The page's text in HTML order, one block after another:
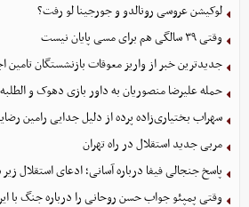
لوکیشن عروسی رونالدو و جورجینا لو رفت؟
وقتی ۳۹ سالگی هم برای مسی پایان نیست
جدیدترین خبر از واریز معوقات بازنشستگان تامین
حمله علیرضا منصوریان به داور بازی دهوک و الطلبه
سهراب بختیاری‌زاده پرده از دلیل جدایی رامین
مربی جدید استقلال در راه تهران
پاسخ جنجالی فیفا درباره آسانی؛ ادعای استقلال
وقتی پمپئو جواب حسن روحانی را درباره جنگ با